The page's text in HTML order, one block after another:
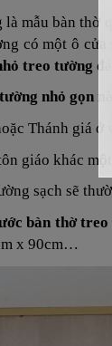
mẫu bàn thờ
có một ô
treo tường
nhỏ gọn
Thánh giá ở
giáo khác
sạch sẽ
bàn thờ treo
x 90cm…